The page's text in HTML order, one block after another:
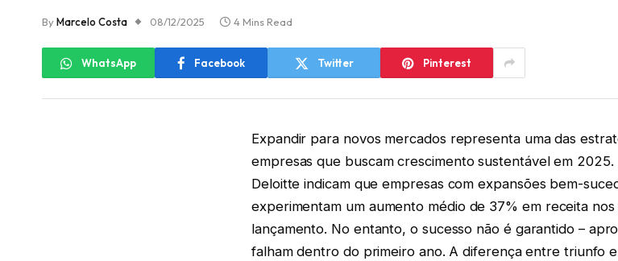
ByMarcelo Costa 08/12/2025 4 Mins Read
WhatsApp Facebook Twitter Pinterest
Expandir para novos mercados representa uma das
empresas que buscam crescimento sustentável em
Deloitte indicam que empresas com expansões bem-
experimentam um aumento médio de 37% em receita
lançamento. No entanto, o sucesso não é garantido –
falham dentro do primeiro ano. A diferença entre triunfo